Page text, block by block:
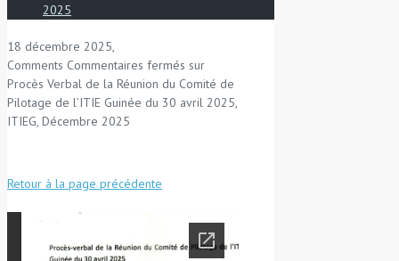
2025
18 décembre 2025,
Comments Commentaires fermés sur
Procès Verbal de la Réunion du Comité de
Pilotage de l’ITIE Guinée du 30 avril 2025,
ITIEG, Décembre 2025
Retour à la page précédente